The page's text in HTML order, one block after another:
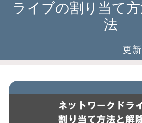
ライブの割り当て
法
更新